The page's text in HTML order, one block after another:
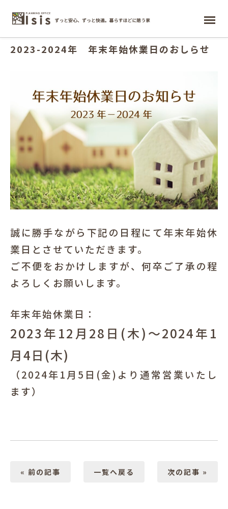
ホーム
犬と暮らす
お客様の声
2023-2024年 年末年始休業日のおしらせ
誠に勝手ながら下記の日程にて年末年始休
業日とさせていただきます。
ご不便をおかけしますが、何卒ご了承の程
よろしくお願いします。
年末年始休業日：
2023年12月28日(木)～2024年1
月4日(木)
（2024年1月5日(金)より通常営業いたし
ます）
« 前の記事 一覧へ戻る 次の記事 »